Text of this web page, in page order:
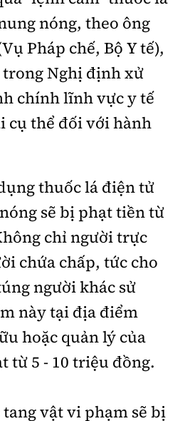
nóng, theo ông
Pháp chế, Bộ Y tế),
Nghị định xử
chính lĩnh vực y tế
cụ thể đối với hành
thuốc lá điện tử
sẽ bị phạt tiền từ
chỉ người trực
chứa chấp, tức cho
người khác sử
này tại địa điểm
hoặc quản lý của
từ 5 - 10 triệu đồng.
vật vi phạm sẽ bị